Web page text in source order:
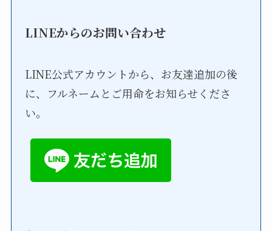
LINEからのお問い合わせ
LINE公式アカウントから、お友達追加の後
に、フルネームとご用命をお知らせくださ
い。